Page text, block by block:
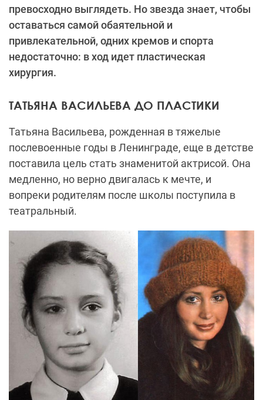
превосходно выглядеть. Но звезда знает, чтобы
оставаться самой обаятельной и
привлекательной, одних кремов и спорта
недостаточно: в ход идет пластическая
хирургия.
ТАТЬЯНА ВАСИЛЬЕВА ДО ПЛАСТИКИ
Татьяна Васильева, рожденная в тяжелые
послевоенные годы в Ленинграде, еще в детстве
поставила цель стать знаменитой актрисой. Она
медленно, но верно двигалась к мечте, и
вопреки родителям после школы поступила в
театральный.